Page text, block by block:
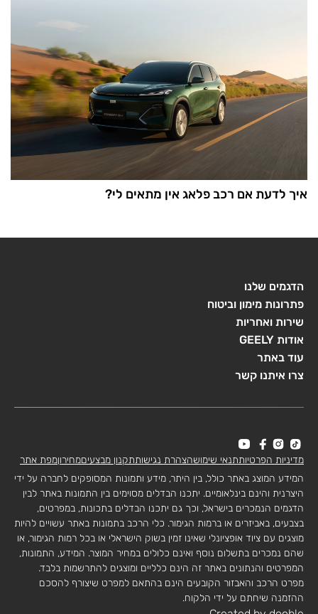
איך לדעת אם רכב פלאג אין מתאים לי?
הדגמים שלנו
פתרונות מימון וביטוח
שירות ואחריות
אודות GEELY
עוד באתר
צרו איתנו קשר
מדיניות הפרטיותתנאי שימושהצהרת נגישותתקנון מבצעיםמחירוןמפת אתר
המידע המוצג באתר כולל, בין היתר, מידע ותמונות המסופקים לחברה על ידי
היצרנית והינם בינלאומיים. יתכנו הבדלים מסוימים בין התמונות באתר לבין
הדגמים הנמכרים בישראל, וכך גם יתכנו הבדלים בתכונות, במפרטים,
בצבעים, באביזרים או ברמות הגימור. כלי הרכב בתמונות באתר עשויים להיות
מוצגים עם ציוד אופציונלי שאינו זמין בשוק הישראלי או בכל רמות הגימור, או
שהם נמכרים בתשלום נוסף ואינם כלולים במחיר המוצר. המידע, התמונות,
המפרטים והנתונים באתר זה הינם כלליים ומוצגים להתרשמות בלבד.
מפרט הרכב והאבזור הקובעים הינם בהתאם למפרט שיצורף להסכם
ההזמנה שיחתם על ידי הלקוח.